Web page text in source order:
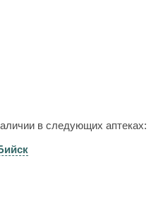
в следующих аптеках: